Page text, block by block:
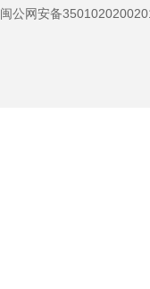
闽公网安备